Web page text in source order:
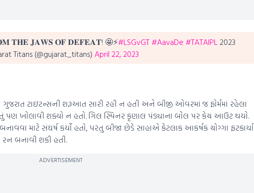
𝐓𝐇𝐄 𝐉𝐀𝐖𝐒 𝐎𝐅 𝐃𝐄𝐅𝐄𝐀𝐓! 🤩⚡#LSGvGT#AavaDe #TATAIPL2023
Titans (@gujarat_titans) April 22, 2023
ગુજરાત ટાઇટન્સની શરૂઆત સારી રહી ન હતી અને બીજી ઓવરમાં જ ફોર્મમાં રહેલા
પણ ખોલાવી શક્યો ન હતો. ગિલ સ્પિનર ​​કૃણાલ પંડ્યાના બોલ પર કેચ આઉટ થયો.
માટે સંઘર્ષ કર્યો હતો, પરંતુ બીજા છેડે સાહાએ કેટલાક આકર્ષક ચોગ્ગા ફટકાર્યા
રન બનાવી શકી હતી.
ADVERTISEMENT